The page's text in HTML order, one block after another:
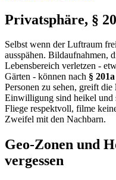
Privatsphäre, §
Selbst wenn der Luftraum
ausspähen. Bildaufnahmen,
Lebensbereich verletzen -
Gärten - können nach §
Personen zu sehen, greift die
Einwilligung sind heikel und
Fliege respektvoll, filme
Zweifel mit den Nachbarn.
Geo-Zonen und
vergessen